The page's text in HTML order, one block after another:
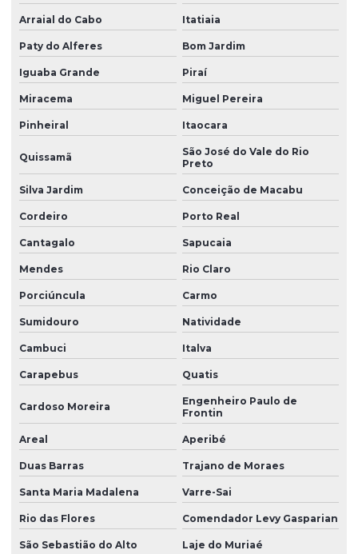
Peças técnicas de borracha
Peças técnicas de borracha com dureza controlada
Peças técnicas em silicone
Perfil de borracha
Perfil de borracha em curitiba
Perfil de borracha epdm
Perfil de borracha silicone
Perfil de borracha para vedação
Perfil de silicone para vedação
Perfis de silicone
Produtos de borracha sob medida
Soluções em borracha industrial
Vedação borracha nitrílica
Venda de anel oring
Venda de anel de vedação
Vulcanização de peças de borracha
Vulcanização de peças de borracha industriais
Arraial do Cabo Itatiaia
Paty do Alferes Bom Jardim
Iguaba Grande Piraí
Miracema Miguel Pereira
Pinheiral Itaocara
Quissamã
São José do Vale do Rio
Preto
Silva Jardim Conceição de Macabu
Cordeiro Porto Real
Cantagalo Sapucaia
Mendes Rio Claro
Porciúncula Carmo
Sumidouro Natividade
Cambuci Italva
Carapebus Quatis
Cardoso Moreira
Engenheiro Paulo de
Frontin
Areal Aperibé
Duas Barras Trajano de Moraes
Santa Maria Madalena Varre-Sai
Rio das Flores Comendador Levy Gasparian
São Sebastião do Alto Laje do Muriaé